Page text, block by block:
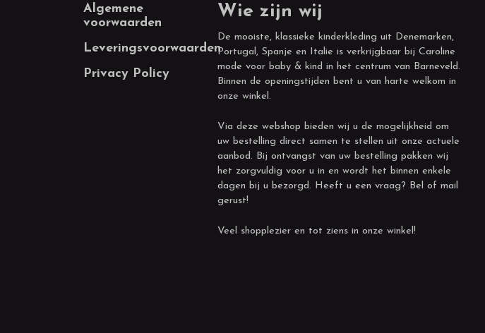
Footer
Algemene
voorwaarden
Leveringsvoorwaarden
Privacy Policy
Wie zijn wij
De mooiste, klassieke kinderkleding uit Denemarken,
Portugal, Spanje en Italie is verkrijgbaar bij Caroline
mode voor baby & kind in het centrum van Barneveld.
Binnen de openingstijden bent u van harte welkom in
onze winkel.
Via deze webshop bieden wij u de mogelijkheid om
uw bestelling direct samen te stellen uit onze actuele
aanbod. Bij ontvangst van uw bestelling pakken wij
het zorgvuldig voor u in en wordt het binnen enkele
dagen bij u bezorgd. Heeft u een vraag? Bel of mail
gerust!
Veel shopplezier en tot ziens in onze winkel!